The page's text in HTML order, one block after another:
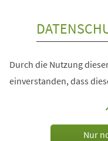
Durch die Nutzung
einverstanden, dass
Nur